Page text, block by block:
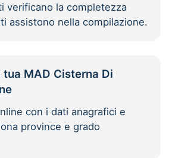
verificano la completezza
assistono nella compilazione.
tua MAD Cisterna Di
con i dati anagrafici e
province e grado